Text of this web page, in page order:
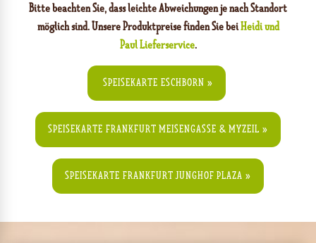
Bitte beachten Sie, dass leichte Abweichungen je nach Standort
möglich sind. Unsere Produktpreise finden Sie beiHeidi und
Paul Lieferservice.
SPEISEKARTE ESCHBORN »
SPEISEKARTE FRANKFURT MEISENGASSE & MYZEIL »
SPEISEKARTE FRANKFURT JUNGHOF PLAZA »